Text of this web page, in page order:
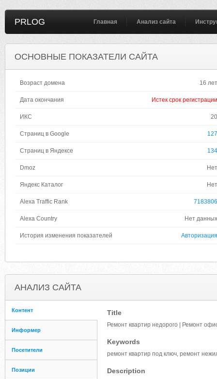
PRLOG Главная Анализ сайта
ОСНОВНЫЕ ПОКАЗАТЕЛИ САЙТА
Возраст домена 16 лет
Дата окончания Истек срок регистрации
ИКС 20
Страниц в Google 127
Страниц в Яндексе 134
Dmoz Нет
Яндекс Каталог Нет
Alexa Traffic Rank 7183806
Alexa Country Нет данных
История изменения показателей Авторизация
АНАЛИЗ САЙТА
Контент
Информер
Посетители
Позиции
Title
Ремонт квартир недорого | Ремонт
Keywords
ремонт квартир под ключ, ремонт
Description